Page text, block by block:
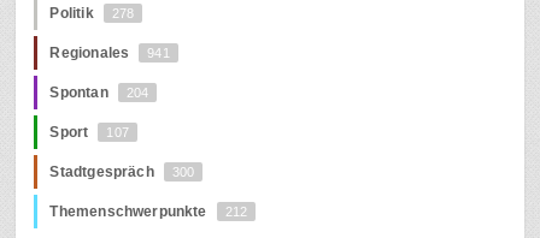
Politik 278
Regionales 941
Spontan 204
Sport 107
Stadtgespräch 300
Themenschwerpunkte 212